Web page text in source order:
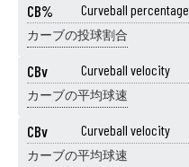
CB% Curveball percentage
カーブの投球割合
CBv Curveball velocity
カーブの平均球速
CBv Curveball velocity
カーブの平均球速